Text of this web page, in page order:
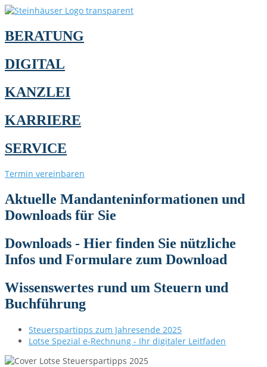
BERATUNG
DIGITAL
KANZLEI
KARRIERE
SERVICE
Termin vereinbaren
Aktuelle Mandanteninformationen und
Downloads für Sie
Downloads - Hier finden Sie nützliche
Infos und Formulare zum Download
Wissenswertes rund um Steuern und
Buchführung
Steuerspartipps zum Jahresende 2025
Lotse Spezial e-Rechnung - Ihr digitaler Leitfaden